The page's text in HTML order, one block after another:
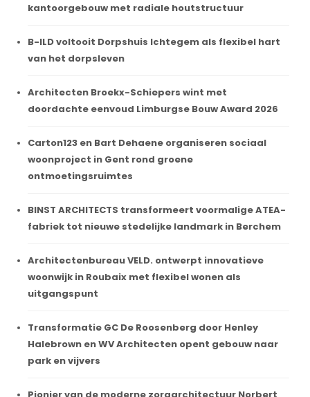
kantoorgebouw met radiale houtstructuur
B-ILD voltooit Dorpshuis Ichtegem als flexibel hart
van het dorpsleven
Architecten Broekx-Schiepers wint met
doordachte eenvoud Limburgse Bouw Award 2026
Carton123 en Bart Dehaene organiseren sociaal
woonproject in Gent rond groene
ontmoetingsruimtes
BINST ARCHITECTS transformeert voormalige ATEA-
fabriek tot nieuwe stedelijke landmark in Berchem
Architectenbureau VELD. ontwerpt innovatieve
woonwijk in Roubaix met flexibel wonen als
uitgangspunt
Transformatie GC De Roosenberg door Henley
Halebrown en WV Architecten opent gebouw naar
park en vijvers
Pionier van de moderne zorgarchitectuur Norbert